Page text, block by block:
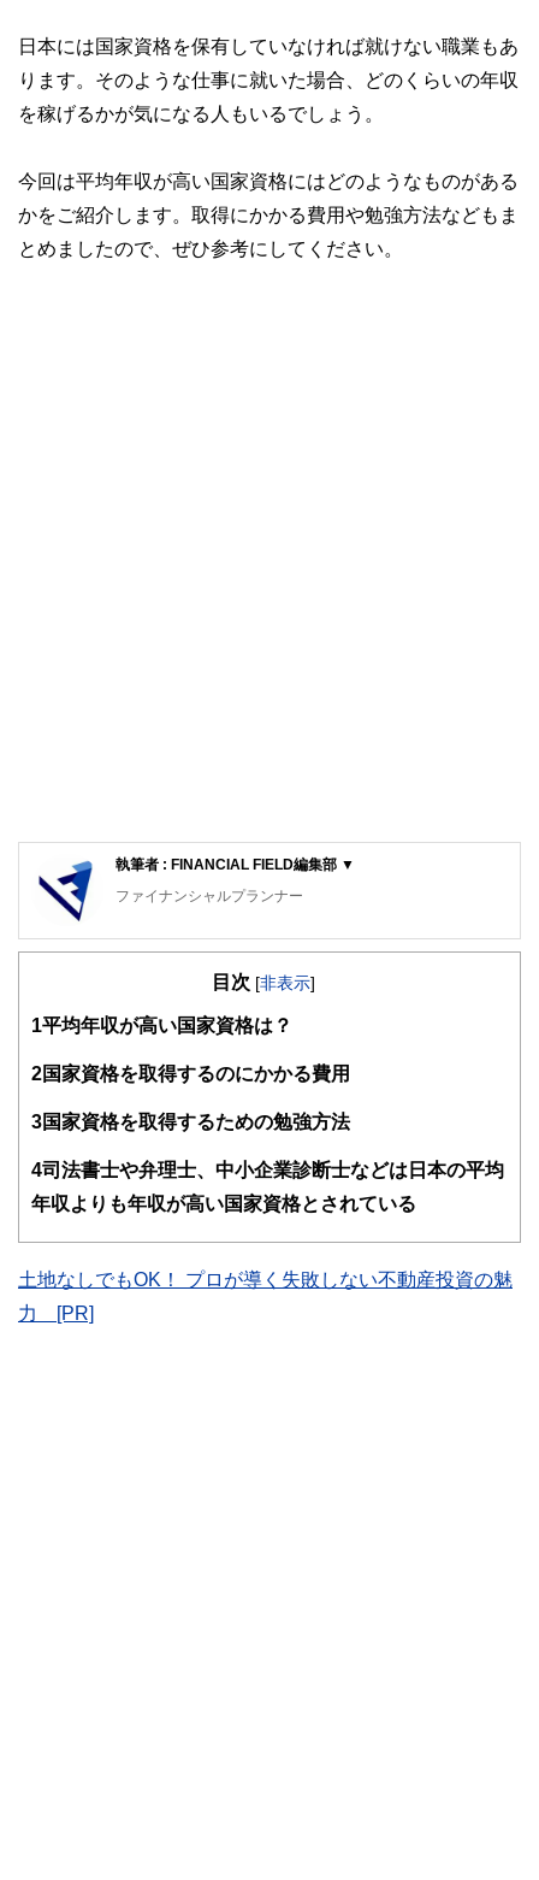
日本には国家資格を保有していなければ就けない職業もあ
ります。そのような仕事に就いた場合、どのくらいの年収
を稼げるかが気になる人もいるでしょう。
今回は平均年収が高い国家資格にはどのようなものがある
かをご紹介します。取得にかかる費用や勉強方法などもま
とめましたので、ぜひ参考にしてください。
執筆者 : FINANCIAL FIELD編集部 ▼
ファイナンシャルプランナー
FinancialField編集部は、金融、経済に関する記事を、日々
知識がない方でも理解できるようわかりやすく発信していま
得者を中心に「お金や暮らし」に関する書籍・雑誌の編集経
験者で構成され、企画立案から記事掲載まですべての工程に
関わることで、読者目線のコンテンツを追求しています。
護士、税理士、宅地建物取引士、相続診断士、住宅ローンア
ドバイザー、DCプランナー、公認会計士、社会保険労務
士、行政書士、投資アナリスト、キャリアコンサルタントな
をわかりやすく発信している点です。
目次 [非表示]
1 平均年収が高い国家資格は？
2 国家資格を取得するのにかかる費用
3国家資格を取得するための勉強方法
4司法書士や弁理士、中小企業診断士などは日本の平均
年収よりも年収が高い国家資格とされている
土地なしでもOK！ プロが導く失敗しない不動産投資の魅
力 [PR]